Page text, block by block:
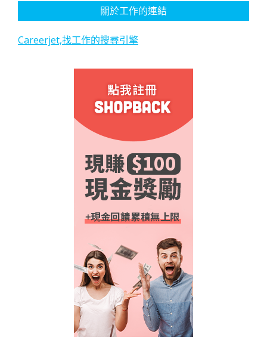
關於工作的連結
Careerjet,找工作的搜尋引擎